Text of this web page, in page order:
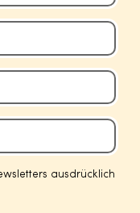
ausdrücklich